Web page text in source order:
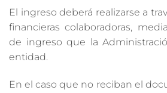
El ingreso deberá realizarse a
financieras colaboradoras,
de ingreso que la
entidad.
En el caso que no reciban el